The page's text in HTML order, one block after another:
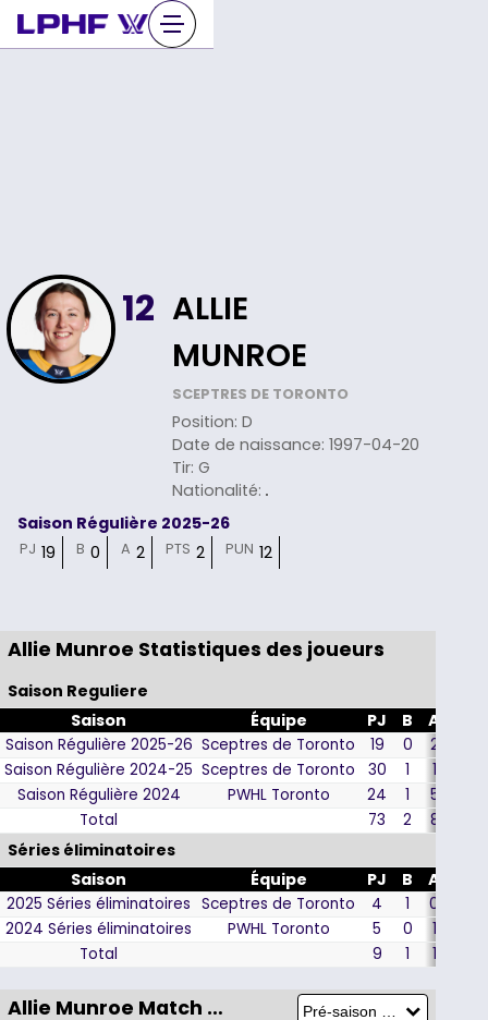
Sauter
au
12 ALLIE
MUNROE
SCEPTRES DE TORONTO
Position: D
Date de naissance: 1997-04-20
Tir: G
Nationalité:
Saison Régulière 2025-26
PJ 19 B 0 A 2 PTS 2 PUN 12
Allie Munroe Statistiques des joueurs
Saison Reguliere
Saison
Équipe PJ B A
Saison Régulière 2025-26 Sceptres de Toronto 19 0 2
Saison Régulière 2024-25 Sceptres de Toronto 30 1 1
Saison Régulière 2024
PWHL Toronto 24 1 5
Total
73 2 8
Séries éliminatoires
Saison
Équipe PJ B A
2025 Séries éliminatoires Sceptres de Toronto 4 1 0
2024 Séries éliminatoires
PWHL Toronto 5 0 1
Total
9 1 1
Allie Munroe Match par Match